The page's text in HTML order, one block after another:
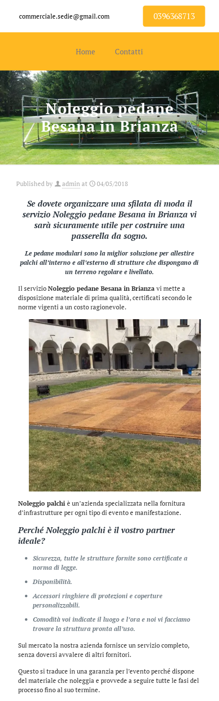
commerciale.sedie@gmail.com 0396368713
Home Contatti
Noleggio pedane
Besana in Brianza
Published by admin at 04/05/2018
Se dovete organizzare una sfilata di moda il
servizio Noleggio pedane Besana in Brianza vi
sarà sicuramente utile per costruire una
passerella da sogno.
Le pedane modulari sono la miglior soluzione per allestire
palchi all’interno e all’esterno di strutture che dispongano di
un terreno regolare e livellato.
Il servizioNoleggio pedane Besana in Brianza vi mette a
disposizione materiale di prima qualità, certificati secondo le
norme vigenti a un costo ragionevole.
Noleggio palchi è un’azienda specializzata nella fornitura
d’infrastrutture per ogni tipo di evento e manifestazione.
PerchéNoleggio palchiè il vostro partner
ideale?
Sicurezza, tutte le strutture fornite sono certificate a
norma di legge.
Disponibilità.
Accessori ringhiere di protezioni e coperture
personalizzabili.
Comodità voi indicate il luogo e l’ora e noi vi facciamo
trovare la struttura pronta all’uso.
Sul mercato la nostra azienda fornisce un servizio completo,
senza doversi avvalere di altri fornitori.
Questo si traduce in una garanzia per l’evento perché dispone
del materiale che noleggia e provvede a seguire tutte le fasi del
processo fino al suo termine.